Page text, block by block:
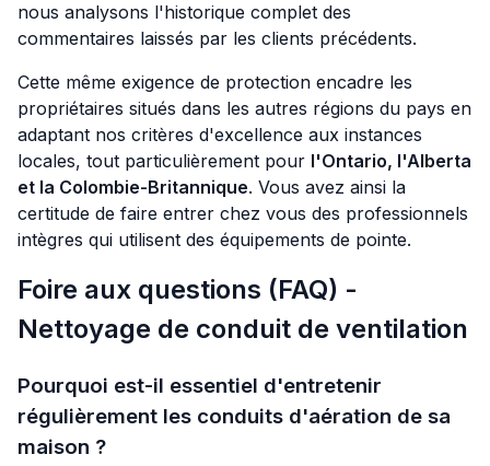
nous analysons l'historique complet des
commentaires laissés par les clients précédents.
Cette même exigence de protection encadre les
propriétaires situés dans les autres régions du pays en
adaptant nos critères d'excellence aux instances
locales, tout particulièrement pour l'Ontario, l'Alberta
et la Colombie-Britannique. Vous avez ainsi la
certitude de faire entrer chez vous des professionnels
intègres qui utilisent des équipements de pointe.
Foire aux questions (FAQ) -
Nettoyage de conduit de ventilation
Pourquoi est-il essentiel d'entretenir
régulièrement les conduits d'aération de sa
maison ?